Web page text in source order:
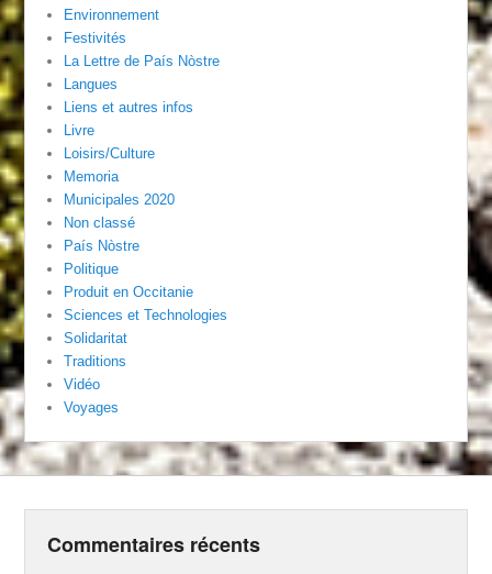
Environnement
Festivités
La Lettre de País Nòstre
Langues
Liens et autres infos
Livre
Loisirs/Culture
Memoria
Municipales 2020
Non classé
País Nòstre
Politique
Produit en Occitanie
Sciences et Technologies
Solidaritat
Traditions
Vidéo
Voyages
Commentaires récents